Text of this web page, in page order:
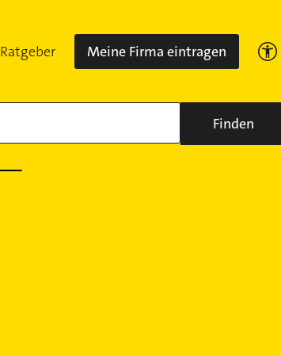
Ratgeber Meine Firma eintragen
Finden